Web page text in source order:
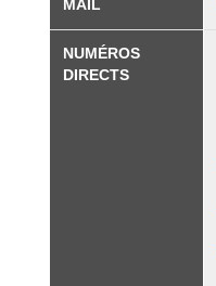
MAIL
NUMÉ­ROS
DIRECTS